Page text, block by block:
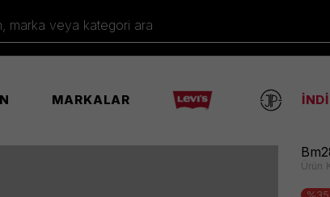
marka veya kategori ara
MARKALAR
Ürün